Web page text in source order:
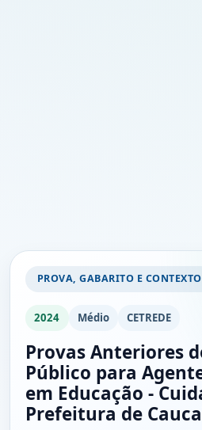
PROVA, GABARITO E CONTEXTO
2024 Médio CETREDE
Provas Anteriores
Público para
em Educação -
Prefeitura de